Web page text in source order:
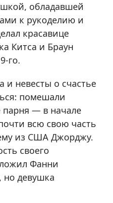
обладавшей
к рукоделию и
красавице
Китса и Браун
го.
невесты о счастье
помешали
парня — в начале
всю свою часть
из США Джорджу.
своего
Фанни
но девушка